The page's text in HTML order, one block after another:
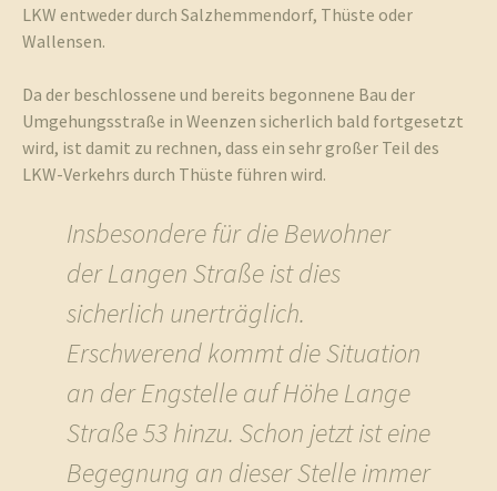
LKW entweder durch Salzhemmendorf, Thüste oder
Wallensen.
Da der beschlossene und bereits begonnene Bau der
Umgehungsstraße in Weenzen sicherlich bald fortgesetzt
wird, ist damit zu rechnen, dass ein sehr großer Teil des
LKW-Verkehrs durch Thüste führen wird.
Insbesondere für die Bewohner
der Langen Straße ist dies
sicherlich unerträglich.
Erschwerend kommt die Situation
an der Engstelle auf Höhe Lange
Straße 53 hinzu. Schon jetzt ist eine
Begegnung an dieser Stelle immer